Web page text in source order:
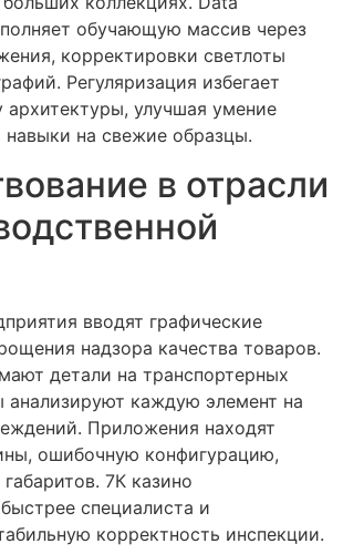
обучающую массив через
корректировки светлоты
Регуляризация избегает
архитектуры, улучшая умение
навыки на свежие образцы.
в отрасли
вводят графические
надзора качества товаров.
детали на транспортерных
анализируют каждую элемент на
Приложения находят
ошибочную конфигурацию,
7К казино
специалиста и
корректность инспекции.